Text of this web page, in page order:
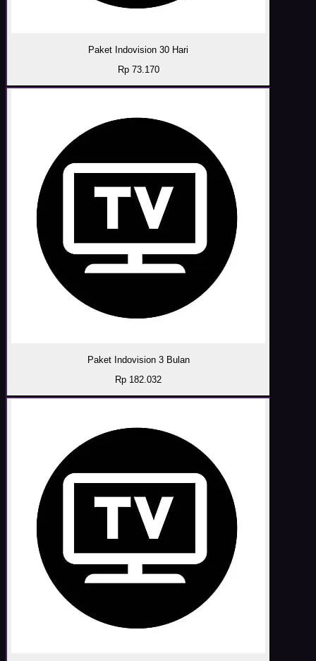
Paket Indovision 30 Hari
Rp 73.170
Paket Indovision 3 Bulan
Rp 182.032